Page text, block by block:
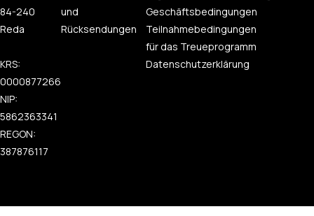
84-240
Reda
KRS:
0000877266
NIP:
5862363341
REGON:
387876117
und
Rücksendungen
Geschäftsbedingungen
Teilnahmebedingungen
für das Treueprogramm
Datenschutzerklärung